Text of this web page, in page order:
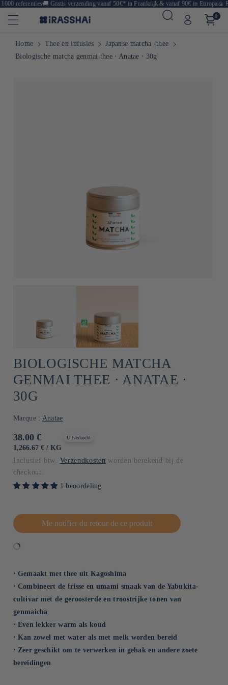
referenties🚚Gratis verzending vanaf 50€* in Frankrijk & vanaf 90€ in Europa🍙
0
Home Thee en infusies
Japanse matcha -thee
Biologische matcha genmai thee ⋅ Anatae ⋅ 30g
BIOLOGISCHE MATCHA
GENMAI THEE ⋅ ANATAE ⋅
30G
Marque : Anatae
Normale
prijs
38.00 €
EENHEIDSPRIJS
1,266.67 € / PER
KG
Uitverkocht
Inclusief btw. Verzendkosten worden berekend bij de
checkout.
1 beoordeling
Me notifier du retour de ce produit
⋅ Gemaakt met thee uit Kagoshima
⋅ Combineert de frisse en umami smaak van de Yabukita-
cultivar met de geroosterde en troostrijke tonen van
genmaicha
⋅ Even lekker warm als koud
⋅ Kan zowel met water als met melk worden bereid
⋅ Zeer geschikt om te verwerken in gebak en andere zoete
bereidingen